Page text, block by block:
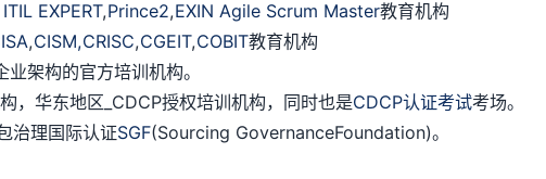
ITIL EXPERT,Prince2,EXIN Agile Scrum Master教育机构
,CISM,CRISC,CGEIT,COBIT教育机构
业架构的官方培训机构。
，华东地区_CDCP授权培训机构，同时也是CDCP认证考试考场。
治理国际认证SGF(Sourcing GovernanceFoundation)。